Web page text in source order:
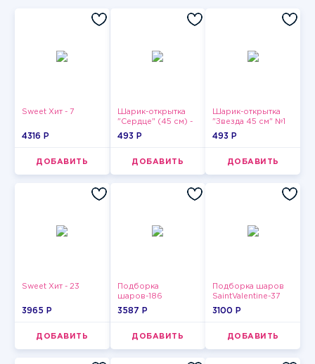
Sweet Хит - 7
4316 P
ДОБАВИТЬ
Шарик-открытка
"Сердце" (45 см) -
2
493 P
ДОБАВИТЬ
Шарик-открытка
"Звезда 45 см" №1
493 P
ДОБАВИТЬ
Sweet Хит - 23
3965 P
ДОБАВИТЬ
Подборка
шаров-186
3587 P
ДОБАВИТЬ
Подборка шаров
SaintValentine-37
3100 P
ДОБАВИТЬ